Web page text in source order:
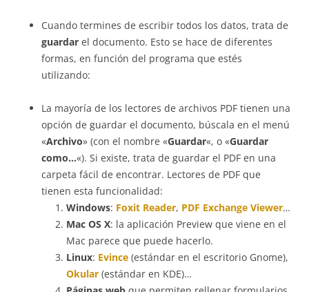
Cuando termines de escribir todos los datos, trata de
guardar el documento. Esto se hace de diferentes
formas, en función del programa que estés
utilizando:
La mayoría de los lectores de archivos PDF tienen una
opción de guardar el documento, búscala en el menú
«Archivo» (con el nombre «Guardar«, o «Guardar
como…«). Si existe, trata de guardar el PDF en una
carpeta fácil de encontrar. Lectores de PDF que
tienen esta funcionalidad:
Windows: Foxit Reader, PDF Exchange Viewer…
Mac OS X: la aplicación Preview que viene en el
Mac parece que puede hacerlo.
Linux: Evince (estándar en el escritorio Gnome),
Okular (estándar en KDE)…